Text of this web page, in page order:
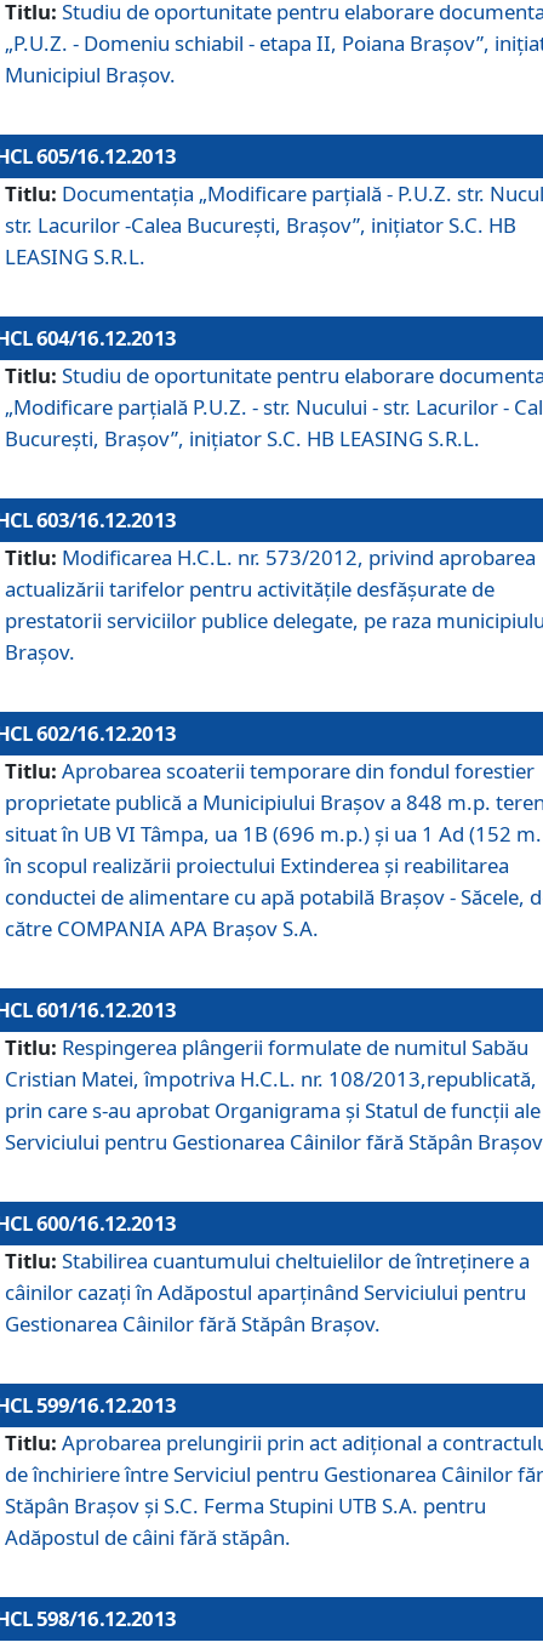
Titlu: Studiu de oportunitate pentru elaborare
„P.U.Z. - Domeniu schiabil - etapa II, Poiana Braşov”,
Municipiul Braşov.
605/16.12.2013
Titlu: Documentaţia „Modificare parţială - P.U.Z. str.
str. Lacurilor -Calea Bucureşti, Braşov”, iniţiator S.C. HB
LEASING S.R.L.
604/16.12.2013
Titlu: Studiu de oportunitate pentru elaborare
„Modificare parţială P.U.Z. - str. Nucului - str. Lacurilor -
Bucureşti, Braşov”, iniţiator S.C. HB LEASING S.R.L.
603/16.12.2013
Titlu: Modificarea H.C.L. nr. 573/2012, privind aprobarea
actualizării tarifelor pentru activităţile desfăşurate de
prestatorii serviciilor publice delegate, pe raza
Braşov.
602/16.12.2013
Titlu: Aprobarea scoaterii temporare din fondul forestier
proprietate publică a Municipiului Braşov a 848 m.p.
situat în UB VI Tâmpa, ua 1B (696 m.p.) şi ua 1 Ad (152
în scopul realizării proiectului Extinderea şi reabilitarea
conductei de alimentare cu apă potabilă Braşov - Săcele,
către COMPANIA APA Braşov S.A.
601/16.12.2013
Titlu: Respingerea plângerii formulate de numitul Sabău
Cristian Matei, împotriva H.C.L. nr. 108/2013,republicată,
prin care s-au aprobat Organigrama şi Statul de funcţii ale
Serviciului pentru Gestionarea Câinilor fără Stăpân
600/16.12.2013
Titlu: Stabilirea cuantumului cheltuielilor de întreţinere a
câinilor cazaţi în Adăpostul aparţinând Serviciului pentru
Gestionarea Câinilor fără Stăpân Braşov.
599/16.12.2013
Titlu: Aprobarea prelungirii prin act adiţional a
de închiriere între Serviciul pentru Gestionarea Câinilor
Stăpân Braşov şi S.C. Ferma Stupini UTB S.A. pentru
Adăpostul de câini fără stăpân.
598/16.12.2013